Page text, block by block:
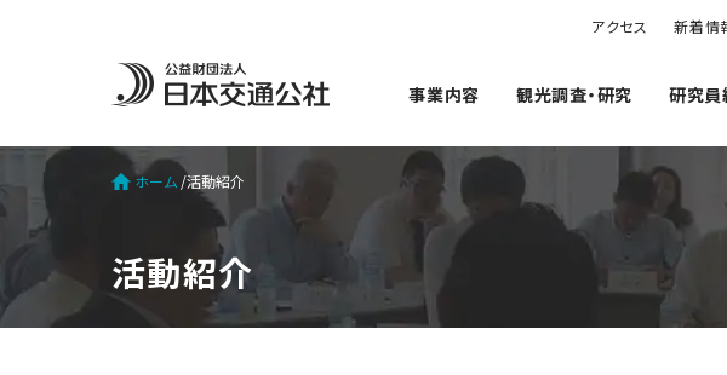
アクセス 新着情
事業内容 観光調査・研究 研究員
ホーム 活動紹介
活動紹介